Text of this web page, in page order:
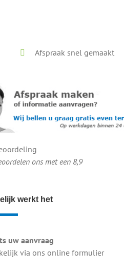
Afspraak snel gemaakt
ons met een 8,9
werkt het
uw aanvraag
via ons online formulier